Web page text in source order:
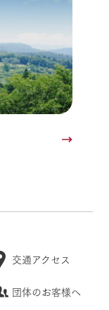
交通アクセス
団体のお客様へ